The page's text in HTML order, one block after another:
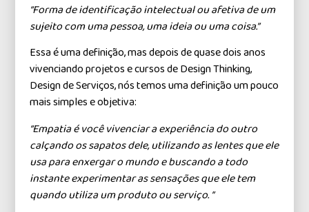
“Forma de identificação intelectual ou afetiva de um
sujeito com uma pessoa, uma ideia ou uma coisa.”
Essa é uma definição, mas depois de quase dois anos
vivenciando projetos e cursos de Design Thinking,
Design de Serviços, nós temos uma definição um pouco
mais simples e objetiva:
“Empatia é você vivenciar a experiência do outro
calçando os sapatos dele, utilizando as lentes que ele
usa para enxergar o mundo e buscando a todo
instante experimentar as sensações que ele tem
quando utiliza um produto ou serviço. ”